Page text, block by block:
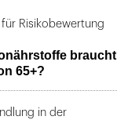
Risikobewertung
braucht
65+?
in der